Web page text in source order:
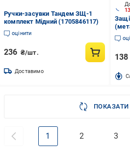
Ручки-засувки Тандем ЗЩ-1
комплект Мідний (1705846117)
оцінити
236 ₴/шт.
Доставимо
нікель
138
1 2 3